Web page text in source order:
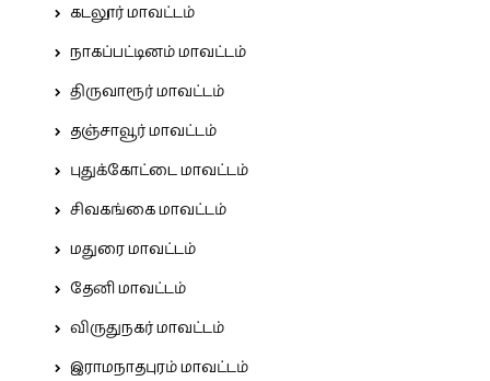
கடலூர் மாவட்டம்
நாகப்பட்டினம் மாவட்டம்
திருவாரூர் மாவட்டம்
தஞ்சாவூர் மாவட்டம்
புதுக்கோட்டை மாவட்டம்
சிவகங்கை மாவட்டம்
மதுரை மாவட்டம்
தேனி மாவட்டம்
விருதுநகர் மாவட்டம்
இராமநாதபுரம் மாவட்டம்